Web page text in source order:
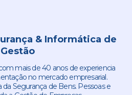
& Informática de
Gestão
mais de 40 anos de experiencia
no mercado empresarial.
Segurança de Bens. Pessoas e